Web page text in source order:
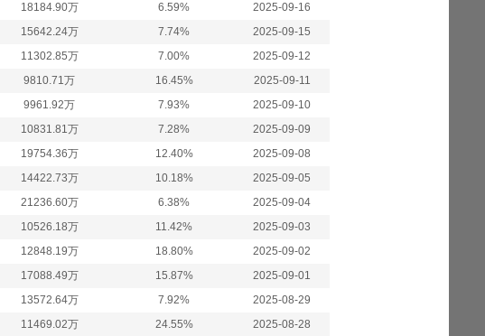
18184.90万 6.59%
2025-09-16
15642.24万 7.74%
2025-09-15
11302.85万 7.00%
2025-09-12
9810.71万 16.45%
2025-09-11
9961.92万 7.93%
2025-09-10
10831.81万 7.28%
2025-09-09
19754.36万 12.40%
2025-09-08
14422.73万 10.18%
2025-09-05
21236.60万 6.38%
2025-09-04
10526.18万 11.42%
2025-09-03
12848.19万 18.80%
2025-09-02
17088.49万 15.87%
2025-09-01
13572.64万 7.92%
2025-08-29
11469.02万 24.55%
2025-08-28